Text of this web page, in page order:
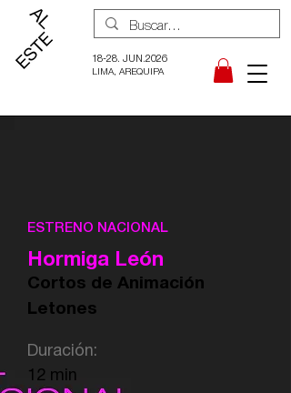
18-28. JUN.2026
LIMA, AREQUIPA
ESTRENO NACIONAL
Hormiga León
Cortos de Animación
Letones
Duración:
12 min